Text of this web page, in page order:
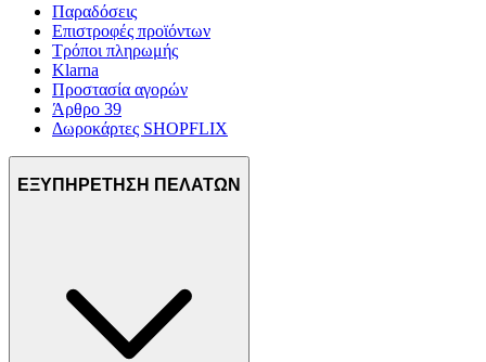
Παραδόσεις
Επιστροφές προϊόντων
Τρόποι πληρωμής
Klarna
Προστασία αγορών
Άρθρο 39
Δωροκάρτες SHOPFLIX
ΕΞΥΠΗΡΕΤΗΣΗ ΠΕΛΑΤΩΝ